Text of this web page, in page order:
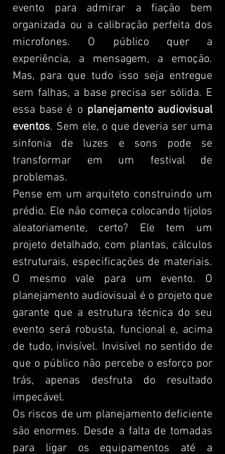
evento para admirar a fiação bem
organizada ou a calibração perfeita dos
microfones. O público quer a
experiência, a mensagem, a emoção.
Mas, para que tudo isso seja entregue
sem falhas, a base precisa ser sólida. E
essa base é o planejamento audiovisual
eventos. Sem ele, o que deveria ser uma
sinfonia de luzes e sons pode se
transformar em um festival de
problemas.
Pense em um arquiteto construindo um
prédio. Ele não começa colocando tijolos
aleatoriamente, certo? Ele tem um
projeto detalhado, com plantas, cálculos
estruturais, especificações de materiais.
O mesmo vale para um evento. O
planejamento audiovisual é o projeto que
garante que a estrutura técnica do seu
evento será robusta, funcional e, acima
de tudo, invisível. Invisível no sentido de
que o público não percebe o esforço por
trás, apenas desfruta do resultado
impecável.
Os riscos de um planejamento deficiente
são enormes. Desde a falta de tomadas
para ligar os equipamentos até a